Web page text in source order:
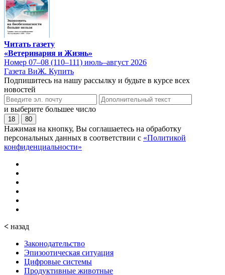
Читать газету
«Ветеринария и Жизнь»
Номер 07–08 (110–111) июль–август 2026
Газета ВиЖ. Купить
Подпишитесь на нашу рассылку и будьте в курсе всех
новостей
и выберите большее число
18 80
Нажимая на кнопку, Вы соглашаетесь на обработку
персональных данных в соответствии с «Политикой
конфиденциальности»
< назад
Законодательство
Эпизоотическая ситуация
Цифровые системы
Продуктивные животные